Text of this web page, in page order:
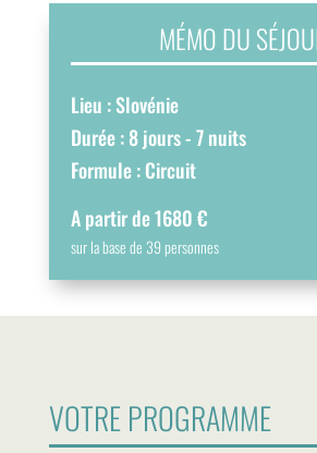
MÉMO DU
Lieu : Slovénie
Durée : 8 jours - 7 nuits
Formule : Circuit
A partir de 1680 €
sur la base de 39 personnes
VOTRE PROGRAMME